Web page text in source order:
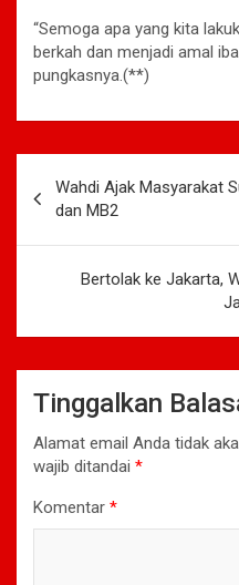
“Semoga apa yang kita
berkah dan menjadi amal
pungkasnya.(**)
pos
Wahdi Ajak Masyarakat
dan MB2
Bertolak ke Jakarta,
Tinggalkan
Alamat email Anda tidak
wajib ditandai *
Komentar *